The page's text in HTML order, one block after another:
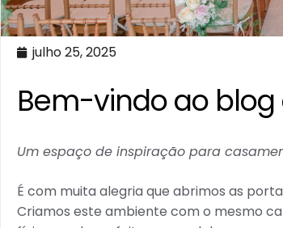
julho 25, 2025
Bem-vindo ao
Um espaço de inspiração para
É com muita alegria que abrimos as
Criamos este ambiente com o mesmo